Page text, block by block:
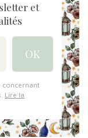
et
concernant
Lire la